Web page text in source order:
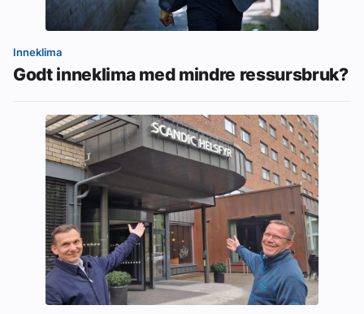
Inneklima
Godt inneklima med mindre ressursbruk?